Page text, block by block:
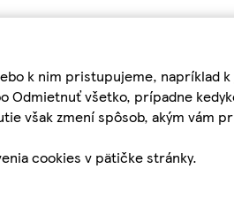
k nim pristupujeme,
Odmietnuť všetko, prípadne
však zmení spôsob, akým vám
cookies v pätičke stránky.